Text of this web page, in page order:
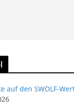
auf den SWOLF-